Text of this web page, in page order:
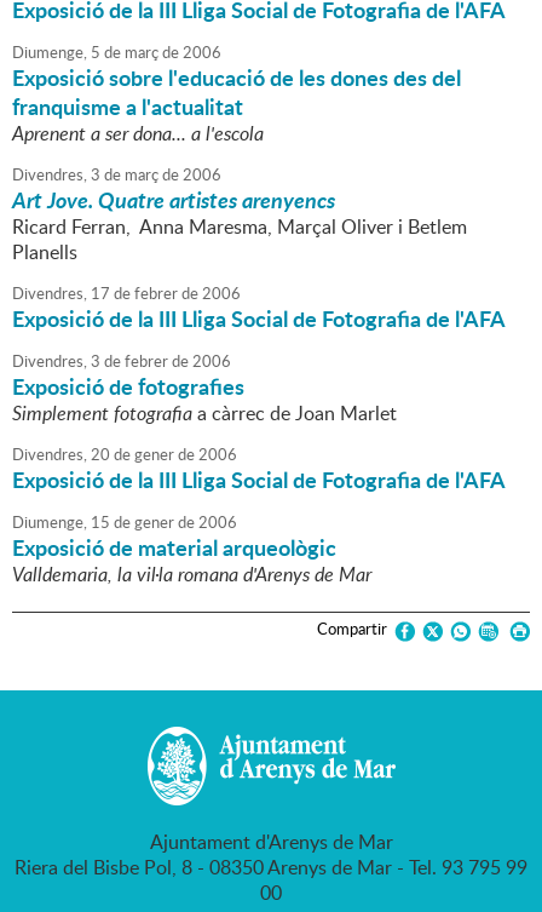
Exposició de la III Lliga Social de Fotografia de l'AFA
Diumenge, 5 de marçde2006
Exposició sobre l'educació de les dones des del
franquisme a l'actualitat
Aprenent a ser dona... a l'escola
Divendres,3 de marçde2006
Art Jove. Quatre artistes arenyencs
Ricard Ferran, Anna Maresma, Marçal Oliver i Betlem
Planells
Divendres, 17 defebrerde2006
Exposició de la III Lliga Social de Fotografia de l'AFA
Divendres,3 defebrerde2006
Exposició de fotografies
Simplement fotografiaa càrrec de Joan Marlet
Divendres,20 degenerde2006
Exposició de la III Lliga Social de Fotografia de l'AFA
Diumenge, 15 degenerde2006
Exposició de material arqueològic
Valldemaria, la vil·la romana d'Arenys de Mar
Compartir
Ajuntament d'Arenys de Mar
Riera del Bisbe Pol, 8 - 08350 Arenys de Mar - Tel. 93 795 99
00